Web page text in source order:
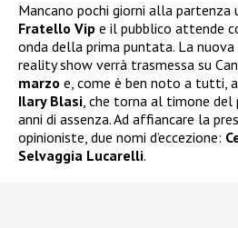
Mancano pochi giorni alla
Fratello Vip e il pubblico attende
onda della prima puntata. La
reality show verrà trasmessa su
marzo e, come è ben noto a tutti,
Ilary Blasi, che torna al timone del
anni di assenza. Ad affiancare la
opinioniste, due nomi d’eccezione:
Selvaggia Lucarelli.